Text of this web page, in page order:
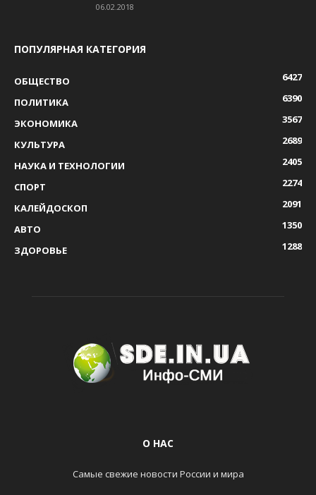
06.02.2018
ПОПУЛЯРНАЯ КАТЕГОРИЯ
ОБЩЕСТВО
6427
ПОЛИТИКА
6390
ЭКОНОМИКА
3567
КУЛЬТУРА
2689
НАУКА И ТЕХНОЛОГИИ
2405
СПОРТ
2274
КАЛЕЙДОСКОП
2091
АВТО
1350
ЗДОРОВЬЕ
1288
О НАС
Самые свежие новости России и мира